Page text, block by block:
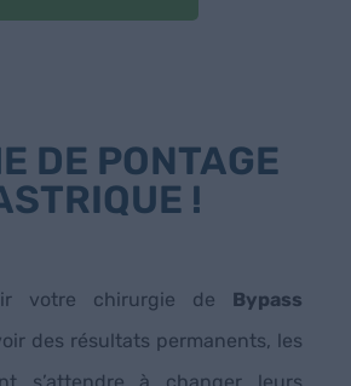
DE PONTAGE
!
votre chirurgie de Bypass
des résultats permanents, les